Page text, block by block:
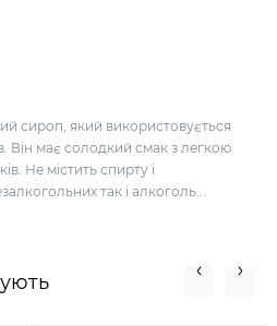
сироп, який використовується
Він має солодкий смак з легкою
Не містить спирту і
так і алкоголь...